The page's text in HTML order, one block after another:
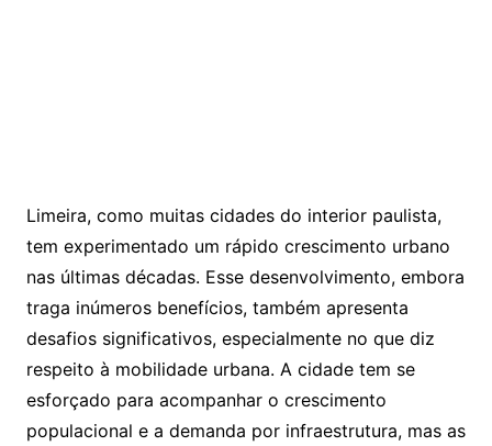
Limeira, como muitas cidades do interior paulista,
tem experimentado um rápido crescimento urbano
nas últimas décadas. Esse desenvolvimento, embora
traga inúmeros benefícios, também apresenta
desafios significativos, especialmente no que diz
respeito à mobilidade urbana. A cidade tem se
esforçado para acompanhar o crescimento
populacional e a demanda por infraestrutura, mas as